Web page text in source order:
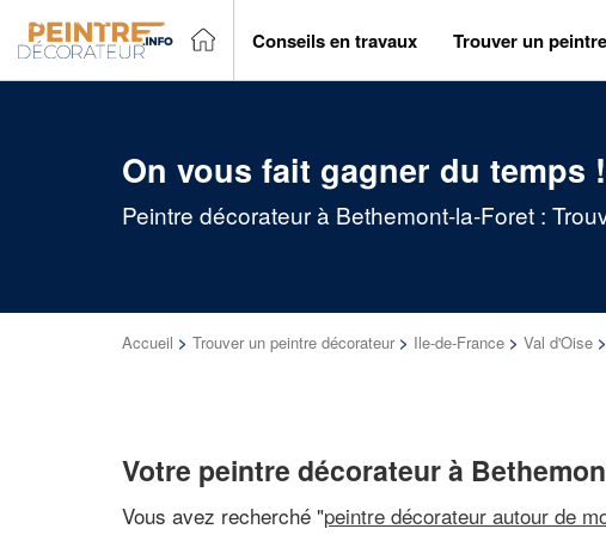
Conseils en travaux Trouver un
On vous fait gagner du temps !
Peintre décorateur à Bethemont-la-Foret :
Accueil > Trouver un peintre décorateur > Ile-de-France > Val d'Oise >
Votre peintre décorateur à
Vous avez recherché "peintre décorateur autour de